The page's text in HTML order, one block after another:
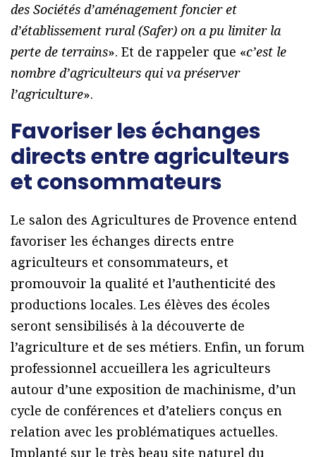
des Sociétés d’aménagement foncier et
d’établissement rural (Safer) on a pu limiter la
perte de terrains». Et de rappeler que «c’est le
nombre d’agriculteurs qui va préserver
l’agriculture».
Favoriser les échanges
directs entre agriculteurs
et consommateurs
Le salon des Agricultures de Provence entend
favoriser les échanges directs entre
agriculteurs et consommateurs, et
promouvoir la qualité et l’authenticité des
productions locales. Les élèves des écoles
seront sensibilisés à la découverte de
l’agriculture et de ses métiers. Enfin, un forum
professionnel accueillera les agriculteurs
autour d’une exposition de machinisme, d’un
cycle de conférences et d’ateliers conçus en
relation avec les problématiques actuelles.
Implanté sur le très beau site naturel du